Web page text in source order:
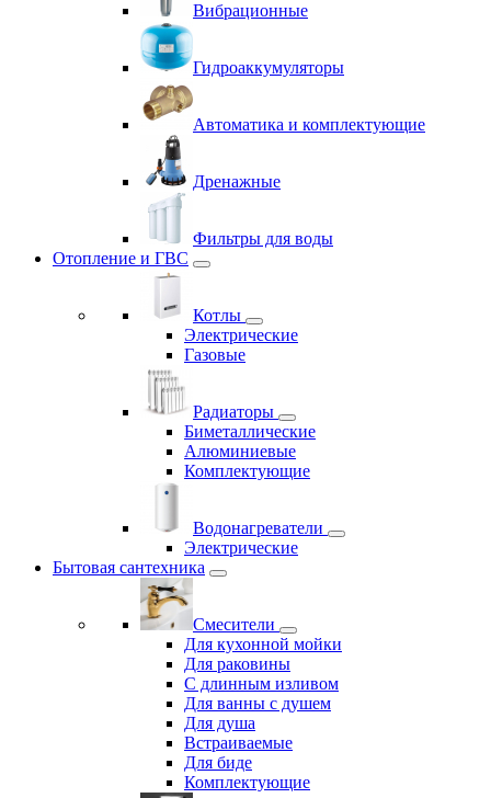
Вибрационные
Гидроаккумуляторы
Автоматика и комплектующие
Дренажные
Фильтры для воды
Отопление и ГВС
Котлы
Электрические
Газовые
Радиаторы
Биметаллические
Алюминиевые
Комплектующие
Водонагреватели
Электрические
Бытовая сантехника
Смесители
Для кухонной мойки
Для раковины
С длинным изливом
Для ванны с душем
Для душа
Встраиваемые
Для биде
Комплектующие